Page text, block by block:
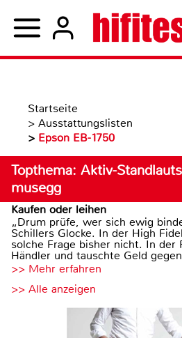
Startseite
> Ausstattungslisten
> Epson EB-1750
Topthema: Aktiv-
musegg
Kaufen oder leihen
„Drum prüfe, wer sich ewig
Schillers Glocke. In der High
solche Frage bisher nicht. In der
Händler und tauschte Geld
>> Mehr erfahren
>> Alle anzeigen